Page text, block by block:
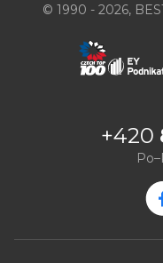
© 1990 - 2026,
+420